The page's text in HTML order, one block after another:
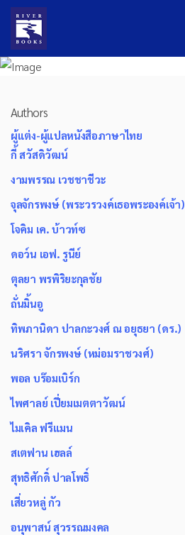
Authors
ผู้แต่ง-ผู้แปลหนังสือภาษาไทย
กี้ สวัสดิวัฒน์
งามพรรณ เวชชาชีวะ
จุลจักรพงษ์ (พระวรวงค์เธอพระองค์เจ้า)
โจคิม เค. บ้าวท์ซ
ดอว์น เอฟ. รูนีย์
ตุลยา พรพิริยะกุลชัย
ถั่นมิ้นอู
ทิพภานิดา ปาลกะวงศ์ ณ อยุธยา (ดร.)
นริศรา จักรพงษ์ (หม่อมราชวงศ์)
พอล บร๊อมเบิร์ก
ไพศาลย์ เปี่ยมเมตตาวัฒน์
ไมเคิล ฟรีแมน
สเตฟาน เฮลล์
สุทธิศักดิ์ ปาลโพธิ์
เสี่ยวหลู่ กัว
อนุพาสน์ สุวรรณมงคล